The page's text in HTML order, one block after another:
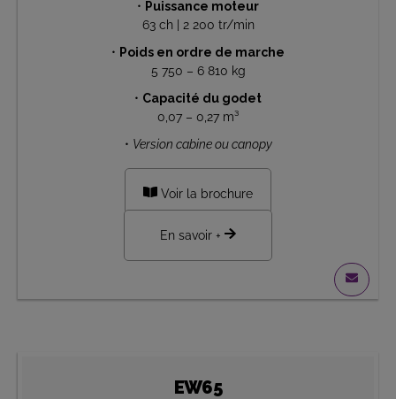
• Puissance moteur
63 ch | 2 200 tr/min
• Poids en ordre de marche
5 750 – 6 810 kg
• Capacité du godet
0,07 – 0,27 m³
• Version cabine ou canopy
Voir la brochure
En savoir +
EW65